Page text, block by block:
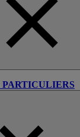
PARTICULIERS